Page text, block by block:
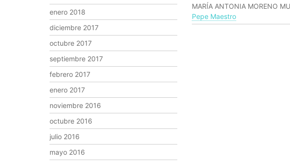
enero 2018
diciembre 2017
octubre 2017
septiembre 2017
febrero 2017
enero 2017
noviembre 2016
octubre 2016
julio 2016
mayo 2016
MARÍA ANTONIA MORENO
Pepe Maestro